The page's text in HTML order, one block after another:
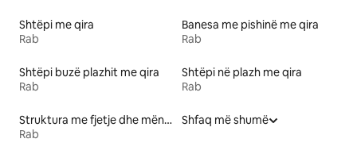
Shtëpi me qira
Rab
Banesa me pishinë me qira
Rab
Shtëpi buzë plazhit me qira
Rab
Shtëpi në plazh me qira
Rab
Struktura me fjetje dhe mëngjes
Rab
Shfaq më shumë